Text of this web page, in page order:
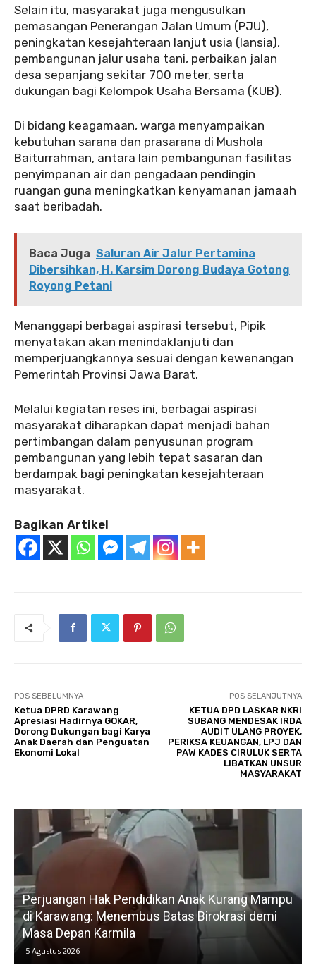
‎Selain itu, masyarakat juga mengusulkan
pemasangan Penerangan Jalan Umum (PJU),
peningkatan kesejahteraan lanjut usia (lansia),
pembangunan jalur usaha tani, perbaikan jalan
desa sepanjang sekitar 700 meter, serta
dukungan bagi Kelompok Usaha Bersama (KUB).
‎Di bidang keagamaan, warga menyampaikan
kebutuhan sarana dan prasarana di Mushola
Baiturrahman, antara lain pembangunan fasilitas
penyimpanan air dan pengadaan pendingin
ruangan guna meningkatkan kenyamanan jamaah
saat beribadah.
Baca Juga Saluran Air Jalur Pertamina
Dibersihkan, H. Karsim Dorong Budaya Gotong
Royong Petani
‎Menanggapi berbagai aspirasi tersebut, Pipik
menyatakan akan menindaklanjuti dan
memperjuangkannya sesuai dengan kewenangan
Pemerintah Provinsi Jawa Barat.
‎Melalui kegiatan reses ini, berbagai aspirasi
masyarakat diharapkan dapat menjadi bahan
pertimbangan dalam penyusunan program
pembangunan yang lebih tepat sasaran dan
berdampak bagi peningkatan kesejahteraan
masyarakat.
Bagikan Artikel
POS SEBELUMNYA
Ketua DPRD Karawang
Apresiasi Hadirnya GOKAR,
Dorong Dukungan bagi Karya
Anak Daerah dan Penguatan
Ekonomi Lokal
POS SELANJUTNYA
KETUA DPD LASKAR NKRI
SUBANG MENDESAK IRDA
AUDIT ULANG PROYEK,
PERIKSA KEUANGAN, LPJ DAN
PAW KADES CIRULUK SERTA
LIBATKAN UNSUR
MASYARAKAT
Kurang Mampu
Birokrasi demi
Gerak Cepat H. Karsim
Petani, Normalisasi Irigasi
Kedua